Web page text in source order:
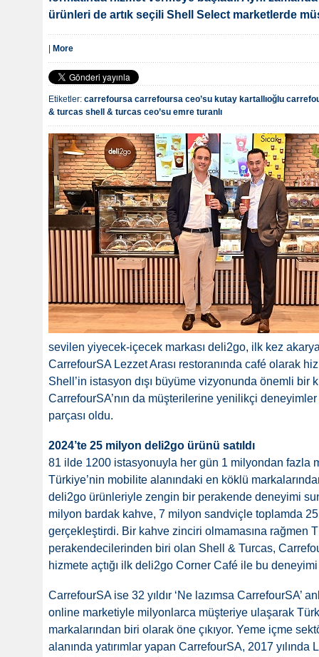
ürünleri de artık seçili Shell Select marketlerde
More
Etiketler: carrefoursa carrefoursa ceo’su kutay kartallıoğlu
& turcas shell & turcas ceo’su emre turanlı
sevilen yiyecek-içecek markası deli2go, ilk kez
CarrefourSA Lezzet Arası restoranında café olarak
Shell’in istasyon dışı büyüme vizyonunda önemli bir
CarrefourSA’nın da müşterilerine yenilikçi
parçası oldu.
2024’te 25 milyon deli2go ürünü satıldı
81 ilde 1200 istasyonuyla her gün 1 milyondan fazla
Türkiye’nin mobilite alanındaki en köklü
deli2go ürünleriyle zengin bir perakende deneyimi
milyon bardak kahve, 7 milyon sandviçle toplamda
gerçekleştirdi. Bir kahve zinciri olmamasına rağmen
perakendecilerinden biri olan Shell & Turcas,
hizmete açtığı ilk deli2go Corner Café ile bu
CarrefourSA ise 32 yıldır ‘Ne lazımsa CarrefourSA’
online marketiyle milyonlarca müşteriye ulaşarak
markalarından biri olarak öne çıkıyor. Yeme içme
alanında yatırımlar yapan CarrefourSA, 2017 yılında